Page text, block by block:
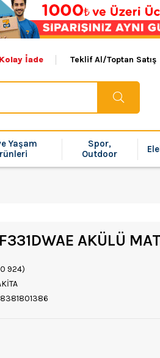
Kolay İade Teklif Al/Toptan Satış
Yaşam
Spor,
Outdoor
AKÜLÜ
924)